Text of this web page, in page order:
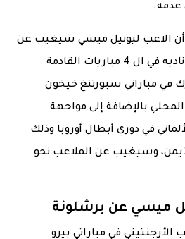
عدمه.
أن الاعب ليونيل ميسي سيغيب عن
القادمة
في مباراتي سبورتنغ خيخون
بالإضافة إلى مواجهة
في دوري أبطال أوروبا وذلك
وسيغيب عن الملاعب نحو
ميسي عن برشلونة
في مباراتي بيرو